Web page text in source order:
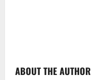
ABOUT THE AUTHOR